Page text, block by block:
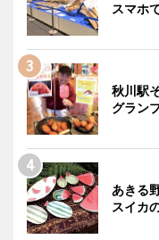
スマホ
秋川駅
グラン
あきる
スイカ